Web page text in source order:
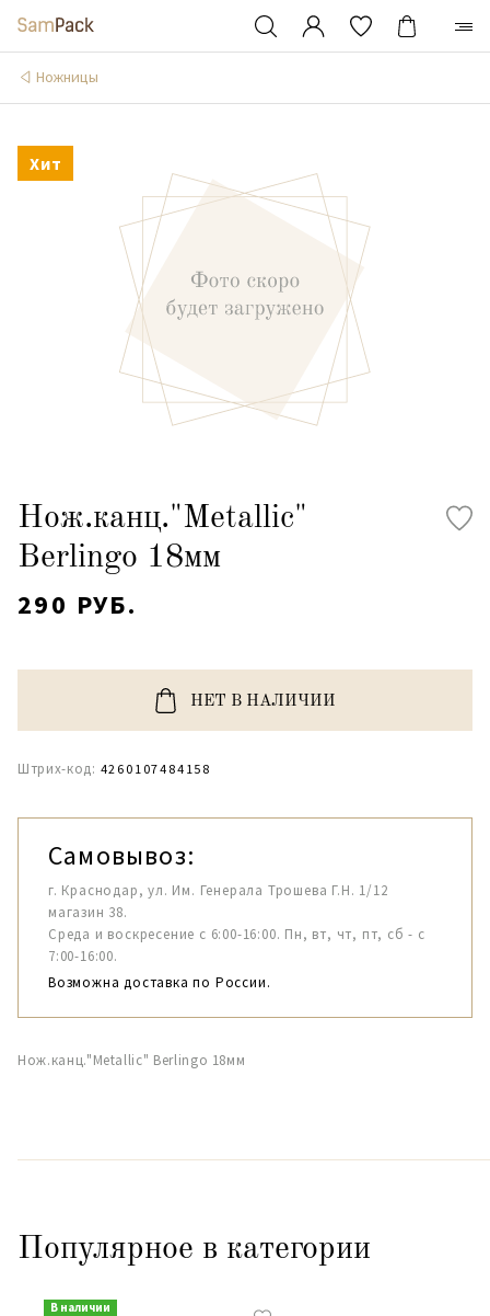
Ножницы
Хит
Нож.канц."Metallic"
Berlingo 18мм
290 РУБ.
НЕТ В НАЛИЧИИ
Штрих-код: 4260107484158
Самовывоз:
г. Краснодар, ул. Им. Генерала Трошева Г.Н. 1/12
магазин 38.
Среда и воскресение с 6:00-16:00. Пн, вт, чт, пт, сб - с
7:00-16:00.
Возможна доставка по России.
Нож.канц."Metallic" Berlingo 18мм
Популярное в категории
В наличии